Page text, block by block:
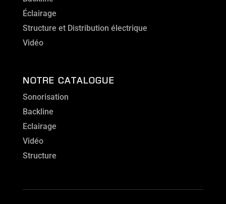
Éclairage
Structure et Distribution électrique
Vidéo
NOTRE CATALOGUE
Sonorisation
Backline
Eclairage
Vidéo
Structure